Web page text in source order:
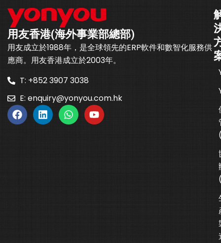
用友香港(海外事業部總部)
用友成立於1988年，是全球領先的ERP軟件和數智化服務供
應商。用友香港成立於2003年。
T: +852 3907 3038
E: enquiry@yonyou.com.hk